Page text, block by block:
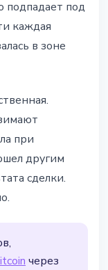
подпадает под
каждая
в зоне
при
другим
сделки.
через